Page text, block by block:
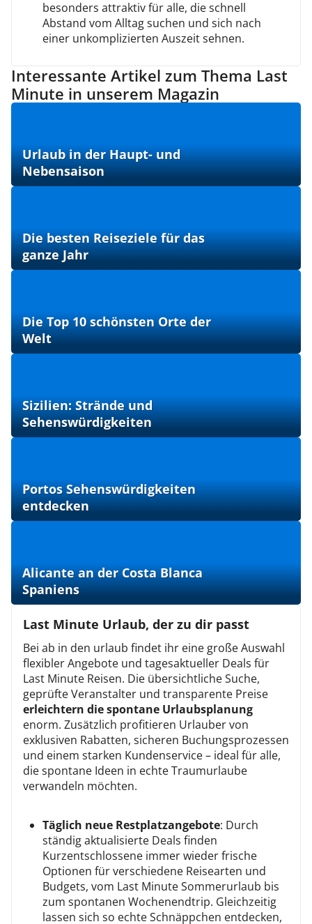
besonders attraktiv für alle, die schnell
Abstand vom Alltag suchen und sich nach
einer unkomplizierten Auszeit sehnen.
Interessante Artikel zum Thema Last
Minute in unserem Magazin
Urlaub in der Haupt- und
Nebensaison
Die besten Reiseziele für das
ganze Jahr
Die Top 10 schönsten Orte der
Welt
Sizilien: Strände und
Sehenswürdigkeiten
Portos Sehenswürdigkeiten
entdecken
Alicante an der Costa Blanca
Spaniens
Last Minute Urlaub, der zu dir passt
Bei ab in den urlaub findet ihr eine große Auswahl
flexibler Angebote und tagesaktueller Deals für
Last Minute Reisen. Die übersichtliche Suche,
geprüfte Veranstalter und transparente Preise
erleichtern die spontane Urlaubsplanung
enorm. Zusätzlich profitieren Urlauber von
exklusiven Rabatten, sicheren Buchungsprozessen
und einem starken Kundenservice – ideal für alle,
die spontane Ideen in echte Traumurlaube
verwandeln möchten.
Täglich neue Restplatzangebote: Durch
ständig aktualisierte Deals finden
Kurzentschlossene immer wieder frische
Optionen für verschiedene Reisearten und
Budgets, vom Last Minute Sommerurlaub bis
zum spontanen Wochenendtrip. Gleichzeitig
lassen sich so echte Schnäppchen entdecken,